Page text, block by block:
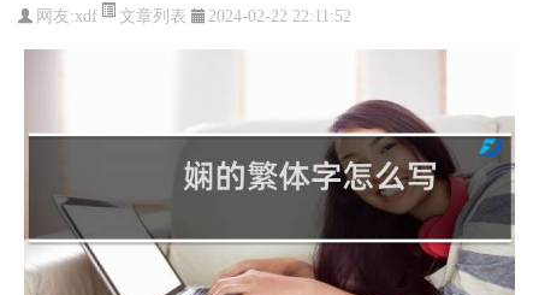
网友:xdf 文章列表 2024-02-22 22:11:52